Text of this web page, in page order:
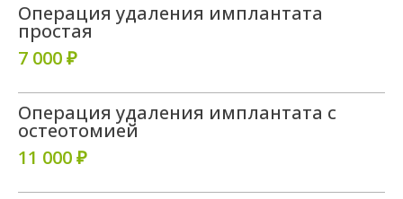
Операция удаления имплантата
простая
7 000 ₽
Операция удаления имплантата с
остеотомией
11 000 ₽